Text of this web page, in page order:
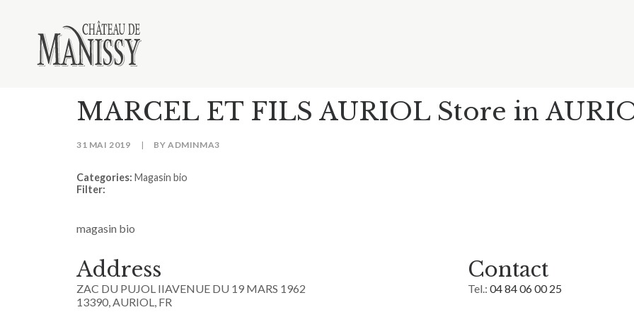
MARCEL ET FILS AURIOL Store in
31 MAI 2019 | BYADMINMA3
Categories: Magasin bio
Filter:
magasin bio
Address
ZAC DU PUJOL IIAVENUE DU 19 MARS 1962
13390, AURIOL, FR
Contact
Tel.: 04 84 06 00 25